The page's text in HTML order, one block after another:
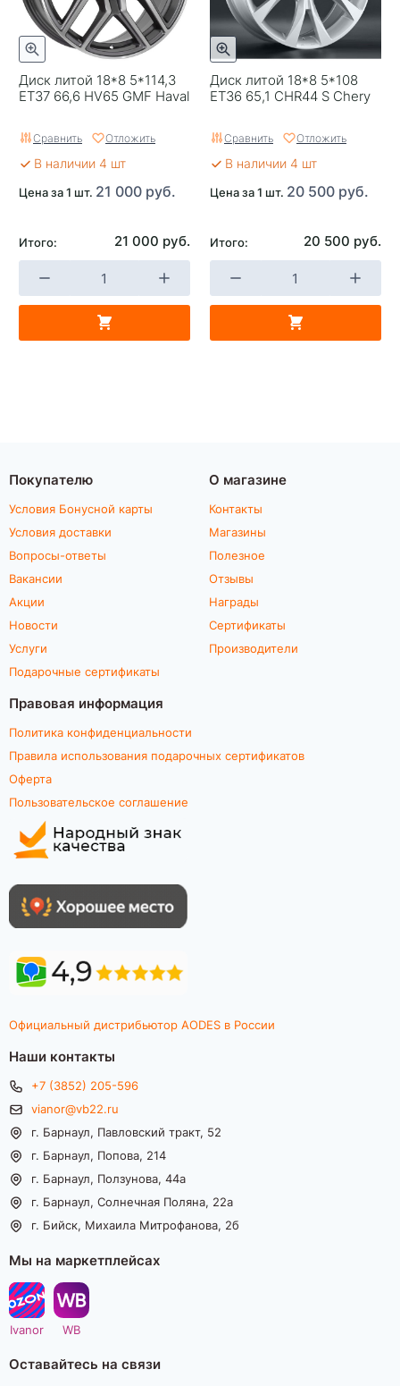
Диск литой 18*8 5*114,3
ET37 66,6 HV65 GMF Haval
Сравнить Отложить
В наличии 4 шт
Цена за 1 шт. 21 000 руб.
Итого: 21 000 руб.
Диск литой 18*8 5*108
ET36 65,1 CHR44 S Chery
Сравнить Отложить
В наличии 4 шт
Цена за 1 шт. 20 500 руб.
Итого: 20 500 руб.
Покупателю
Условия Бонусной карты
Условия доставки
Вопросы-ответы
Вакансии
Акции
Новости
Услуги
Подарочные сертификаты
О магазине
Контакты
Магазины
Полезное
Отзывы
Награды
Сертификаты
Производители
Правовая информация
Политика конфиденциальности
Правила использования подарочных сертификатов
Оферта
Пользовательское соглашение
Официальный дистрибьютор AODES в России
Наши контакты
+7 (3852) 205-596
vianor@vb22.ru
г. Барнаул, Павловский тракт, 52
г. Барнаул, Попова, 214
г. Барнаул, Ползунова, 44а
г. Барнаул, Солнечная Поляна, 22а
г. Бийск, Михаила Митрофанова, 2б
Мы на маркетплейсах
Ivanor WB
Оставайтесь на связи